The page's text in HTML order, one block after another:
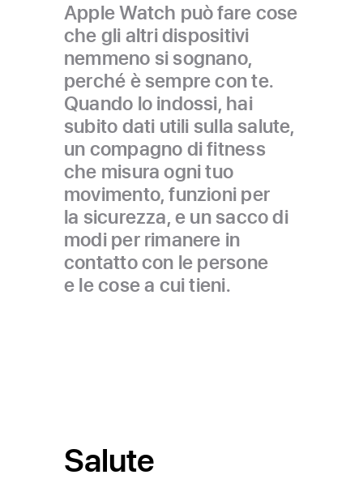
Apple Watch può fare cose
che gli altri dispositivi
nemmeno si sognano,
perché è sempre con te.
Quando lo indossi, hai
subito dati utili sulla salute,
un compagno di fitness
che misura ogni tuo
movimento, funzioni per
la sicurezza, e un sacco di
modi per rimanere in
contatto con le persone
e le cose a cui tieni.
Salute